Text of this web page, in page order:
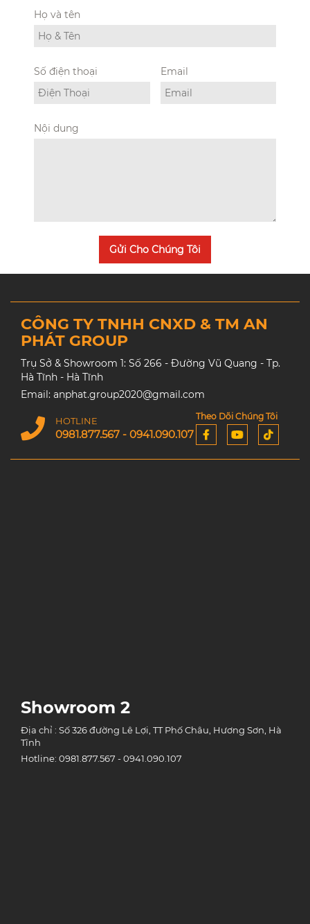
Họ và tên
Số điện thoại Email
Nội dung
Gửi Cho Chúng Tôi
CÔNG TY TNHH CNXD & TM AN
PHÁT GROUP
Trụ Sở & Showroom 1: Số 266 - Đường Vũ Quang - Tp.
Hà Tĩnh - Hà Tĩnh
Email: anphat.group2020@gmail.com
HOTLINE
0981.877.567 - 0941.090.107
Theo Dõi Chúng Tôi
Showroom 2
Địa chỉ : Số 326 đường Lê Lợi, TT Phố Châu, Hương Sơn, Hà
Tĩnh
Hotline: 0981.877.567 - 0941.090.107